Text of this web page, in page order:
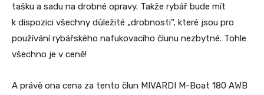
tašku a sadu na drobné opravy. Takže rybář bude mít
k dispozici všechny důležité „drobnosti“, které jsou pro
používání rybářského nafukovacího člunu nezbytné. Tohle
všechno je v ceně!
A právě ona cena za tento člun MIVARDI M-Boat 180 AWB